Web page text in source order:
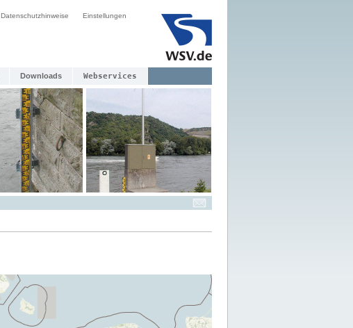
Datenschutzhinweise Einstellungen
Downloads Webservices